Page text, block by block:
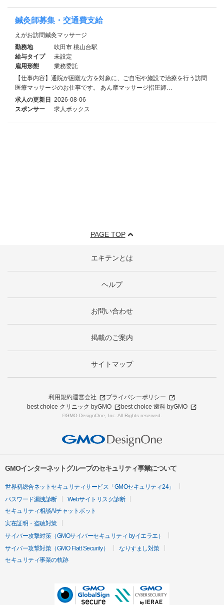
鍼灸師募集・交通費支給
えがお訪問鍼灸マッサージ
勤務地
吹田市 桃山台駅
給与タイプ
未設定
雇用形態
業務委託
【仕事内容】通院が困難な方を対象に、ご自宅や施設で治療を行う訪問
医療マッサージのお仕事です。 あん摩マッサージ指圧師…
求人の更新日 2026-08-06
スポンサー
求人ボックス
PAGE TOP
エキテンとは
ヘルプ
お問い合わせ
掲載のご案内
サイトマップ
利用規約運営会社
プライバシーポリシー
best choice クリニック byGMO
best choice 歯科 byGMO
©GMO DesignOne, Inc. All Rights reserved.
GMOインターネットグループのセキュリティ事業について
世界初総合ネットセキュリティサービス「GMOセキュリティ24」
パスワード漏洩診断
Webサイトリスク診断
セキュリティ相談AIチャットボット
実在証明・盗聴対策
サイバー攻撃対策（GMOサイバーセキュリティ byイエラエ）
サイバー攻撃対策（GMO Flatt Security）
なりすまし対策
セキュリティ事業の軌跡